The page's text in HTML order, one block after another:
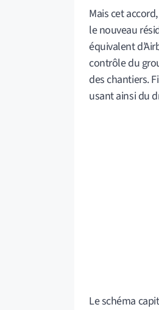
Mais cet
le nouveau
équivalent
contrôle du
des chantiers.
usant ainsi du
Le schéma